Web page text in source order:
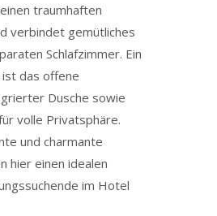
traumhaften
verbindet gemütliches
Schlafzimmer. Ein
das offene
Dusche sowie
volle Privatsphäre.
und charmante
hier einen idealen
im Hotel